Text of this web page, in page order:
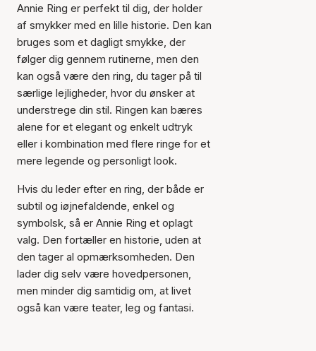
Varen er tilføjet til kurven
Annie Ring er perfekt til dig, der holder
af smykker med en lille historie. Den kan
bruges som et dagligt smykke, der
følger dig gennem rutinerne, men den
kan også være den ring, du tager på til
særlige lejligheder, hvor du ønsker at
understrege din stil. Ringen kan bæres
alene for et elegant og enkelt udtryk
eller i kombination med flere ringe for et
mere legende og personligt look.
Hvis du leder efter en ring, der både er
subtil og iøjnefaldende, enkel og
symbolsk, så er Annie Ring et oplagt
valg. Den fortæller en historie, uden at
den tager al opmærksomheden. Den
lader dig selv være hovedpersonen,
men minder dig samtidig om, at livet
også kan være teater, leg og fantasi.